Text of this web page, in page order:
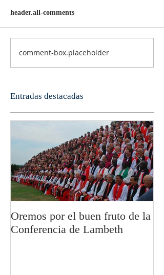
header.all-comments
comment-box.placeholder
Entradas destacadas
Oremos por el buen fruto de la
Conferencia de Lambeth